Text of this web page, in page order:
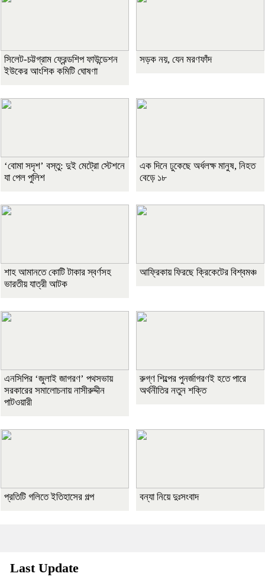
সিলেট-চট্টগ্রাম ফ্রেন্ডশিপ ফাউন্ডেশন
ইউকের আংশিক কমিটি ঘোষণা
সড়ক নয়, যেন মরণফাঁদ
‘বোমা সদৃশ’ বস্তু: দুই মেট্রো স্টেশনে
যা পেল পুলিশ
এক দিনে ঢুকেছে অর্ধলক্ষ মানুষ, নিহত
বেড়ে ১৮
শাহ আমানতে কোটি টাকার স্বর্ণসহ
ভারতীয় যাত্রী আটক
আফ্রিকায় ফিরছে ক্রিকেটের বিশ্বমঞ্চ
এনসিপির ‘জুলাই জাগরণ’ পথসভায়
সরকারের সমালোচনায় নাসীরুদ্দীন
পাটওয়ারী
রুগ্ণ শিল্পের পুনর্জাগরণই হতে পারে
অর্থনীতির নতুন শক্তি
প্রতিটি গলিতে ইতিহাসের গল্প বন্যা নিয়ে দুঃসংবাদ
Last Update